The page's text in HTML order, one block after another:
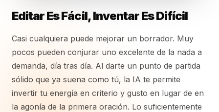
Editar Es Fácil, Inventar Es Difícil
Casi cualquiera puede mejorar un borrador. Muy
pocos pueden conjurar uno excelente de la nada a
demanda, día tras día. Al darte un punto de partida
sólido que ya suena como tú, la IA te permite
invertir tu energía en criterio y gusto en lugar de en
la agonía de la primera oración. Lo suficientemente